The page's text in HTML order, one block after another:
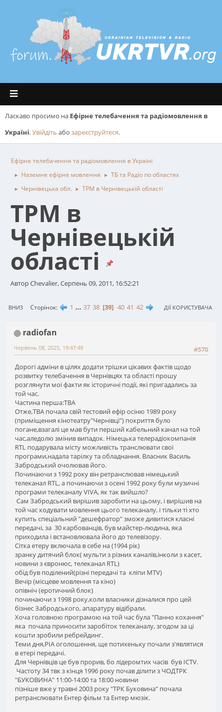
Ласкаво просимо на Ефірне телебачення та радіомовлення в
Україні.Увійдіть або зареєструйтеся.
Ефірне телебачення та радіомовлення в Україні
► Наземне ефірне мовлення ► ТБ та Радіо по областях
► Чернівецька обл. ► ТРМ в Чернівецькій області
ТРМ в
Чернівецькій
області
Автор Chevalier, Серпень 09, 2011, 16:52:21
ВНИЗ Сторінок 1 ... 37 38 39 40 41 42 ДІЇ КОРИСТУВАЧА
radiofan
#570
Червень 08, 2025, 19:47:48
Дорогі адміни в цілях додати трішки цікавих фактів щодо
розвитку телебачення в Чернівцях та області прошу
розглянути мої факти як історичні події, які пригадались за
той час.
Частина перша:ТВА
Отже,ТВА почала свій тестовий ефір осіню 1989 року
(приміщення кінотеатру"Чернівці") покриття було
погане,взагалі це мав бути перший кабельний канал на той
час,аледолю змінив випадок. Німецька телерадіокомпанія
RTL подарувала місту можливість транслювати свої
програми,надала тарілку та обладнання. Власник Василь
Забродський очолював його.
Починаючи з 1992 року він ретранслював німецький
телеканал RTL, а починаючи з осені 1992 року були музичні
програми телеканалу VIVA, як так вийшло?
Сам Забродський вирішив заробити на цьому, і вирішив на
той час кодувати мовлення цього телеканалу, і тільки ті хто
купить спеціальний "дешефратор" зможе дивитися класні
передачі, за 30 карбованців, був майстер-людина, яка
приходила і встановлювала його до телевізору.
Сітка етеру включала в себе на (1994 рік)
зранку дитячий блок( мульти з різних каналів,інколи з касет,
новини з євронюс, телеканал RTL)
обід був поділений(різні передачі та кліпи MTV)
Вечір (місцеве мовлення та кіно)
опівніч (еротичний блок)
починаючи з 1998 року,коли власники дізналися про цей
бізнес Забродського, апаратуру відібрали.
Хоча головною програмою на той час була "Панно кохання"
яка почала приносити заробіток телеканалу, згодом за ці
кошти зробили ребрейдинг.
Теми дня,РІА оголошення, ще потихеньку почали з'являтися
в етері передачі.
Для Чернівців це був прорив, бо лідеромтих часів був ICTV.
Частоту 34 твк з кінця 1996 року почав ділити з ЧОДТРК
"БУКОВИНА" 11:00-14:00 та 18:00 новини
пізніше вже у травні 2003 року "ТРК Буковина" почала
ретранслювати Ентер фільм та Ентер мюзік.